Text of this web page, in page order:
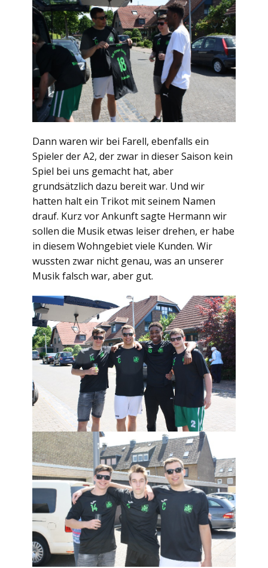
Dann waren wir bei Farell, ebenfalls ein
Spieler der A2, der zwar in dieser Saison kein
Spiel bei uns gemacht hat, aber
grundsätzlich dazu bereit war. Und wir
hatten halt ein Trikot mit seinem Namen
drauf. Kurz vor Ankunft sagte Hermann wir
sollen die Musik etwas leiser drehen, er habe
in diesem Wohngebiet viele Kunden. Wir
wussten zwar nicht genau, was an unserer
Musik falsch war, aber gut.